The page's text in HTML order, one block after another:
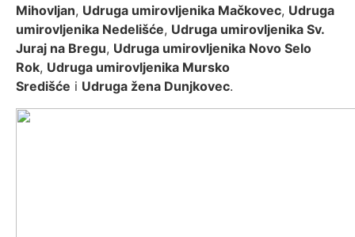
Mihovljan, Udruga umirovljenika Mačkovec, Udruga
umirovljenika Nedelišće, Udruga umirovljenika Sv.
Juraj na Bregu, Udruga umirovljenika Novo Selo
Rok, Udruga umirovljenika Mursko
Središće i Udruga žena Dunjkovec.